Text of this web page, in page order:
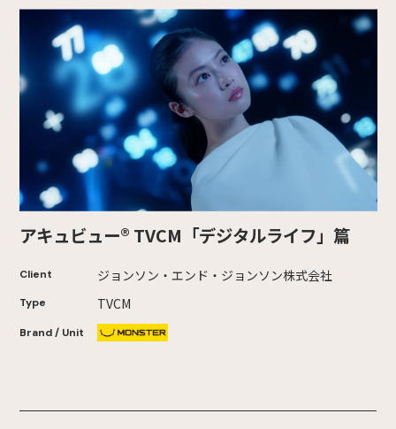
アキュビュー® TVCM「デジタルライフ」篇
Client ジョンソン・エンド・ジョンソン株式会社
Type TVCM
Brand / Unit